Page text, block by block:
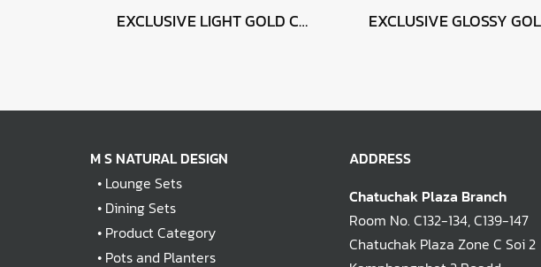
EXCLUSIVE LIGHT GOLD CHAMPAGNE 46 x 75
M S NATURAL DESIGN
• Lounge Sets
• Dining Sets
• Product Category
• Pots and Planters
ADDRESS
Chatuchak Plaza Branch
Room No. C132-134, C139-147
Chatuchak Plaza Zone C Soi 2